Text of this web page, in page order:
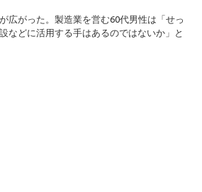
広がった。製造業を営む60代男性は「せっ
などに活用する手はあるのではないか」と